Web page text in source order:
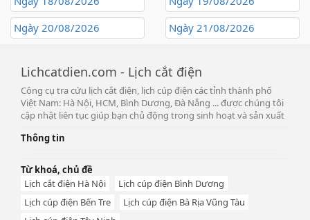
Ngày 20/08/2026
Ngày 21/08/2026
Lichcatdien.com - Lịch cắt điện
Công cụ tra cứu lịch cắt điện, lịch cúp điện các tỉnh thành phố
Việt Nam: Hà Nội, HCM, Bình Dương, Đà Nẵng ... được chúng tôi
cập nhật liên tục giúp bạn chủ động trong sinh hoạt và sản xuất
Thông tin
Từ khoá, chủ đề
Lịch cắt điện Hà Nội
Lịch cúp điện Bình Dương
Lịch cúp điện Bến Tre
Lịch cúp điện Bà Rịa Vũng Tàu